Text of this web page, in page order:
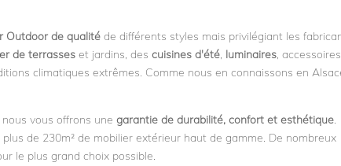
Outdoor de qualité de différents styles mais privilégiant les
de terrasses et jardins, descuisines d'été, luminaires,
climatiques extrêmes. Comme nous en connaissons en
nous vous offrons unegarantie de durabilité, confort et esthétique.
de 230m² de mobilier extérieur haut de gamme. De nombreux
le plus grand choix possible.